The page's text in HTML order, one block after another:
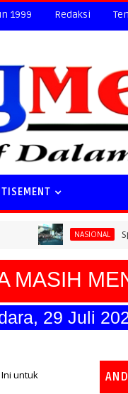
1999 Redaksi
NASIONAL Special Ticket
29 Juli 2026."
untuk